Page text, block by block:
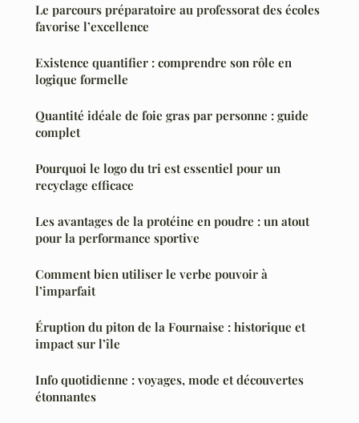
Le parcours préparatoire au professorat des écoles
favorise l’excellence
Existence quantifier : comprendre son rôle en
logique formelle
Quantité idéale de foie gras par personne : guide
complet
Pourquoi le logo du tri est essentiel pour un
recyclage efficace
Les avantages de la protéine en poudre : un atout
pour la performance sportive
Comment bien utiliser le verbe pouvoir à
l’imparfait
Éruption du piton de la Fournaise : historique et
impact sur l’île
Info quotidienne : voyages, mode et découvertes
étonnantes